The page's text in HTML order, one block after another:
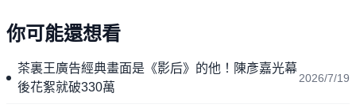
你可能還想看
茶裏王廣告經典畫面是《影后》的他！陳彥嘉光幕
後花絮就破330萬
2026/7/19